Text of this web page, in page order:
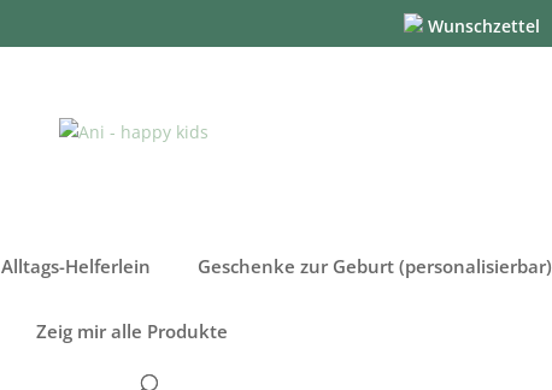
Wunschzettel
Alltags-Helferlein Geschenke zur Geburt (personalisierbar)
Zeig mir alle Produkte